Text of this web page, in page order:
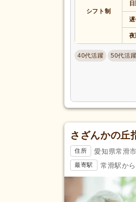
応募資格
シフト制
40代活躍 50代活躍
さざんかの丘
住所 愛知県常滑
最寄駅 常滑駅か